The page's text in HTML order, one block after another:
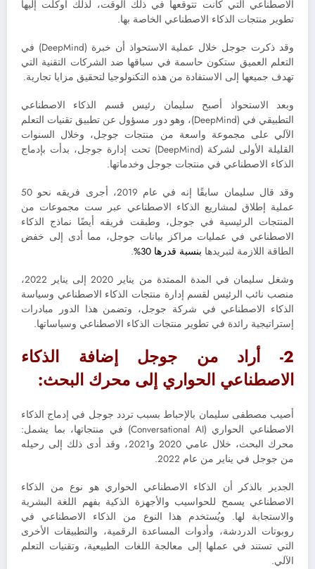
الاصطناعي التي كانت تتوقعها في ذلك الوقت، لذلك أوكلت إليها
تطوير منتجات الذكاء الاصطناعي الخاصة بها.
وقد ذكرت جوجل خلال عملية الاستحواذ أن خبرة (DeepMind) في
التعلم العميق ستكون حاسمة في سباقها ضد الشركات التقنية التي
تهدف جميعها إلى الاستفادة من هذه التكنولوجيا لتحقيق مزايا تجارية.
وبعد الاستحواذ أصبح سليمان رئيس قسم الذكاء الاصطناعي
التطبيقي في (DeepMind)، وهو دور مسؤول عن تطبيق تقنيات التعلم
الآلي على مجموعة واسعة من منتجات جوجل، وخلال السنوات
القليلة الأولى لشركة (DeepMind) تحت إدارة جوجل، بدأت بإدماج
الذكاء الاصطناعي في منتجات جوجل وخدماتها.
وقد قال سليمان سابقًا إنه في عام 2019، أجرى فريقه نحو 50
عملية إطلاق لمشاريع الذكاء الاصطناعي عبر ست مجموعات من
المنتجات الرئيسية في جوجل، وطبقت فريقه أيضًا نماذج الذكاء
الاصطناعي في عمليات مراكز بيانات جوجل، مما أدى إلى خفض
الطاقة اللازمة لتبريدها بنسبة قدرها 30% .
وشغل سليمان في المدة الممتدة من يناير 2020 إلى يناير 2022،
منصب نائب الرئيس لقسم إدارة منتجات الذكاء الاصطناعي وسياسة
الذكاء الاصطناعي في شركة جوجل، وتضمن هذا الدور مبادرات
إستراتيجية رائدة في تطوير منتجات الذكاء الاصطناعي وسياساتها.
2- أراد من جوجل إضافة الذكاء
الاصطناعي الحواري إلى محرك البحث:
أصيب مصطفى سليمان بالإحباط بسبب تردد جوجل في إدماج الذكاء
الاصطناعي الحواري (Conversational AI) في منتجاتها، بما يشمل:
محرك البحث، خلال عامي 2020 و2021، وقد أدى ذلك إلى رحيله
من جوجل في يناير من عام 2022.
الجدير بالذكر أن الذكاء الاصطناعي الحواري هو نوع من الذكاء
الاصطناعي يسمح للحواسيب والأجهزة الذكية بفهم اللغة البشرية
والاستجابة لها. ويُستخدم هذا النوع من الذكاء الاصطناعي في
روبوتات الدردشة، وأدوات المساعدة الرقمية، والتطبيقات الأخرى
التي تستند في عملها إلى معالجة اللغات الطبيعية، وتقنيات التعلم
الآلي.